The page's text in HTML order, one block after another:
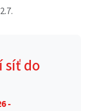
síť do
-